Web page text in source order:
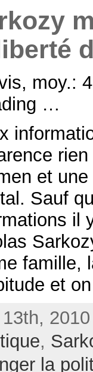
moy.:
…
et
Sauf
il
famille,
et
,
la